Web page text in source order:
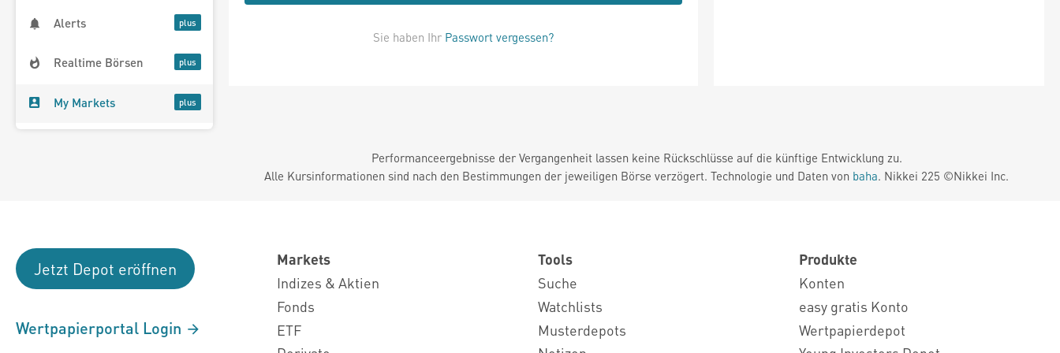
Alerts
Realtime Börsen
My Markets
Sie haben Ihr Passwort vergessen?
Performanceergebnisse der Vergangenheit lassen keine Rückschlüsse auf die künftige Entwicklung zu.
Alle Kursinformationen sind nach den Bestimmungen der jeweiligen Börse verzögert. Technologie und Daten von baha. Nikkei 225 ©Nikkei Inc.
Jetzt Depot eröffnen
Wertpapierportal Login
Markets
Indizes & Aktien
Fonds
ETF
Tools
Suche
Watchlists
Musterdepots
Produkte
Konten
easy gratis Konto
Wertpapierdepot